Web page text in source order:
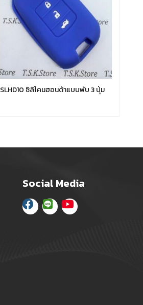
SLHD10 ซิลิโคนฮอนด้าแบบพับ 3 ปุ่ม
Social Media